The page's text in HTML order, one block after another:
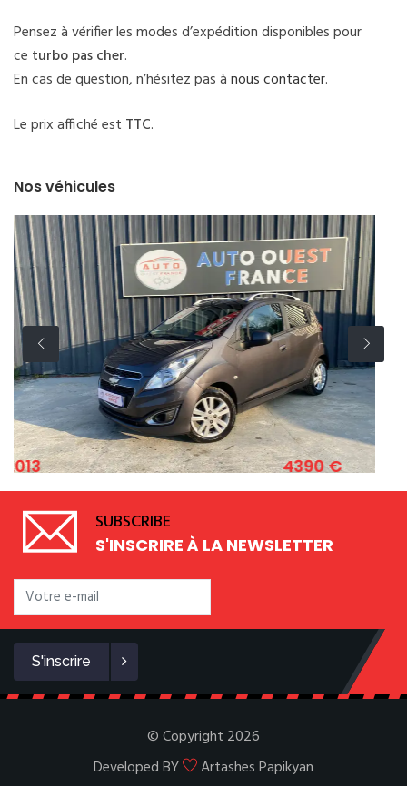
Pensez à vérifier les modes d’expédition disponibles pour
ce turbo pas cher.
En cas de question, n’hésitez pas ànous contacter.
Le prix affiché est TTC.
Nos véhicules
SPARK 1.2 ESSENCE 82 CV
4390 € 2011
SUBSCRIBE
S'INSCRIRE À LA NEWSLETTER
S'inscrire
© Copyright 2026
Developed BY
Artashes Papikyan